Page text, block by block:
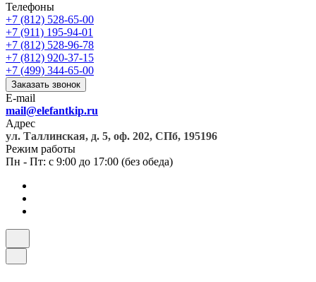
Телефоны
+7 (812) 528-65-00
+7 (911) 195-94-01
+7 (812) 528-96-78
+7 (812) 920-37-15
+7 (499) 344-65-00
Заказать звонок
E-mail
mail@elefantkip.ru
Адрес
ул. Таллинская, д. 5, оф. 202, СПб, 195196
Режим работы
Пн - Пт: с 9:00 до 17:00 (без обеда)